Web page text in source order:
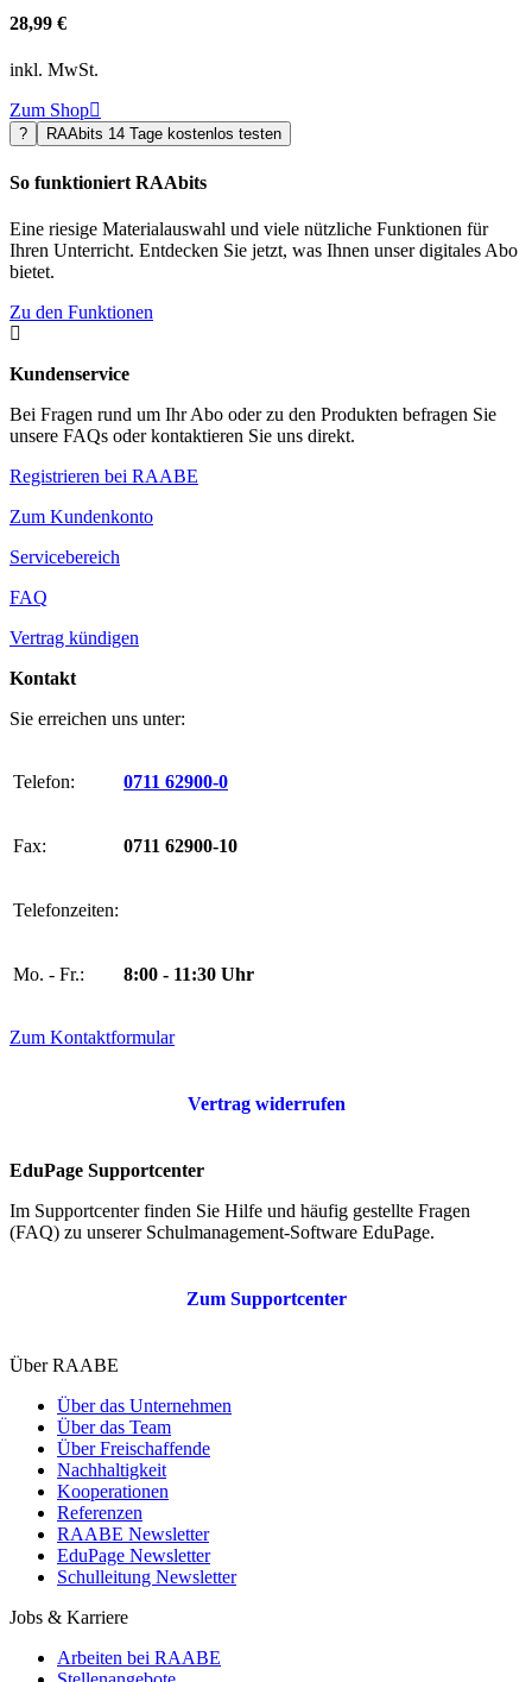
28,99 €
inkl. MwSt.
Zum Shop
? RAAbits 14 Tage kostenlos testen
So funktioniert RAAbits
Eine riesige Materialauswahl und viele nützliche Funktionen für
Ihren Unterricht. Entdecken Sie jetzt, was Ihnen unser digitales Abo
bietet.
Zu den Funktionen

Kundenservice
Bei Fragen rund um Ihr Abo oder zu den Produkten befragen Sie
unsere FAQs oder kontaktieren Sie uns direkt.
Registrieren bei RAABE
Zum Kundenkonto
Servicebereich
FAQ
Vertrag kündigen
Kontakt
Sie erreichen uns unter:
Telefon: 0711 62900-0
Fax: 0711 62900-10
Telefonzeiten:
Mo. - Fr.: 8:00 - 11:30 Uhr
Zum Kontaktformular
Vertrag widerrufen
EduPage Supportcenter
Im Supportcenter finden Sie Hilfe und häufig gestellte Fragen
(FAQ) zu unserer Schulmanagement-Software EduPage.
Zum Supportcenter
Über RAABE
Über das Unternehmen
Über das Team
Über Freischaffende
Nachhaltigkeit
Kooperationen
Referenzen
RAABE Newsletter
EduPage Newsletter
Schulleitung Newsletter
Jobs & Karriere
Arbeiten bei RAABE